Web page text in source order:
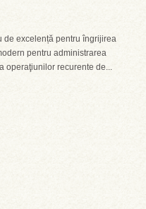
de excelență pentru îngrijirea
pentru administrarea
operaţiunilor recurente de...